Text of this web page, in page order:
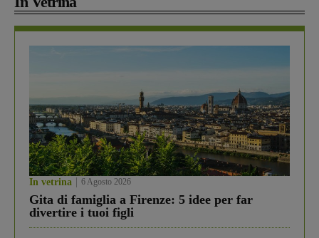
In vetrina 6 Agosto 2026
Gita di famiglia a Firenze: 5 idee per far
divertire i tuoi figli